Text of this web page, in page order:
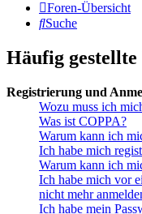
Foren-Übersicht
Suche
Häufig gestellte
Registrierung und
Wozu muss ich
Was ist COPPA?
Warum kann ich
Ich habe mich
Warum kann ich
Ich habe mich vor
nicht mehr
Ich habe mein